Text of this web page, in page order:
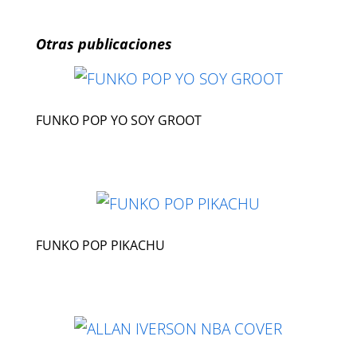
Otras publicaciones
FUNKO POP YO SOY GROOT
FUNKO POP PIKACHU